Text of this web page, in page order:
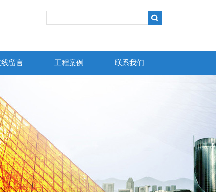
线留言 工程案例 联系我们